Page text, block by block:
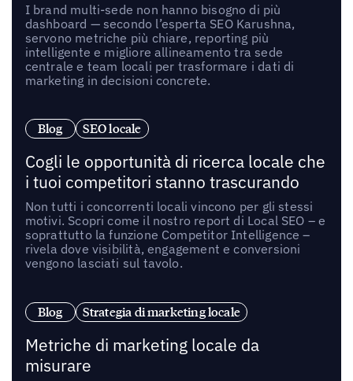
I brand multi-sede non hanno bisogno di più
dashboard — secondo l’esperta SEO Karushna,
servono metriche più chiare, reporting più
intelligente e migliore allineamento tra sede
centrale e team locali per trasformare i dati di
marketing in decisioni concrete.
Blog SEO locale
Cogli le opportunità di ricerca locale che
i tuoi competitori stanno trascurando
Non tutti i concorrenti locali vincono per gli stessi
motivi. Scopri come il nostro report di Local SEO – e
soprattutto la funzione Competitor Intelligence –
rivela dove visibilità, engagement e conversioni
vengono lasciati sul tavolo.
Blog Strategia di marketing locale
Metriche di marketing locale da
misurare